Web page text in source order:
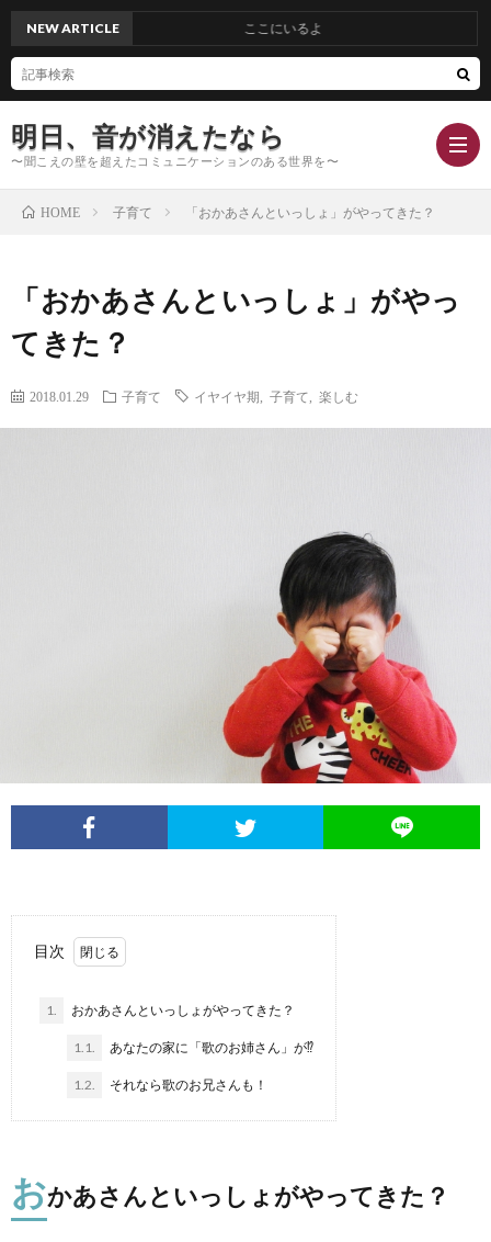
明日、音が消えたなら
〜聞こえの壁を超えたコミュニケーションのある世界を〜
NEW ARTICLE ここにいるよ
HOME 子育て 「おかあさんといっしょ」がやってきた？
「おかあさんといっしょ」がやっ
てきた？
2018.01.29 子育て イヤイヤ期 子育て 楽しむ
目次
1. おかあさんといっしょがやってきた？
1.1. あなたの家に「歌のお姉さん」が⁉︎
1.2. それなら歌のお兄さんも！
おかあさんといっしょがやってきた？